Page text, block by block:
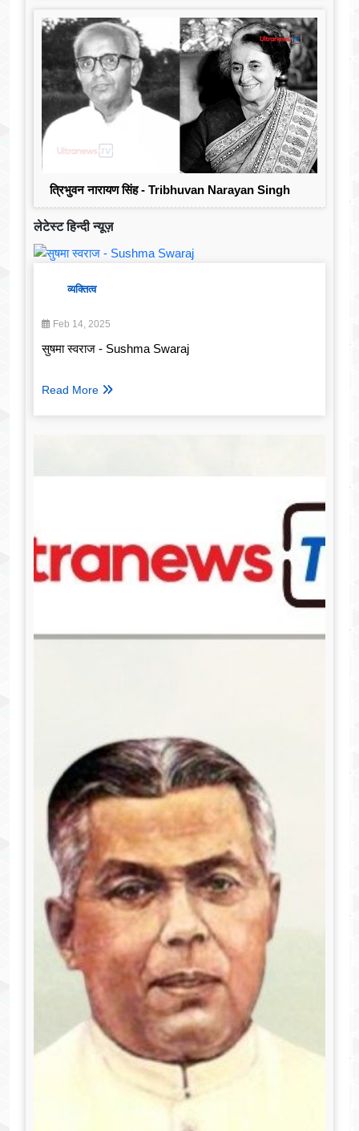
त्रिभुवन नारायण सिंह - Tribhuvan Narayan Singh
लेटेस्ट हिन्दी न्यूज़
व्यक्तित्व
Feb 14, 2025
सुषमा स्वराज - Sushma Swaraj
Read More